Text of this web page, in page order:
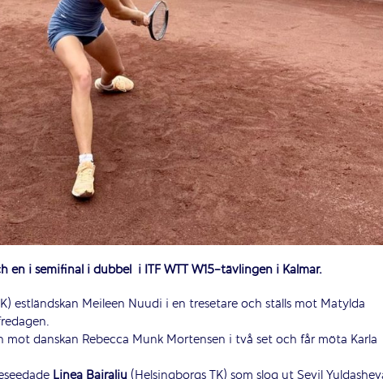
en i semifinal i dubbel i ITF WTT W15-tävlingen i Kalmar.
estländskan Meileen Nuudi i en tresetare och ställs mot Matylda
mot danskan Rebecca Munk Mortensen i två set och får möta Karla